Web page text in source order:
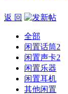
返 回
全部
闲置话筒2
闲置声卡2
闲置乐器
闲置耳机
其他闲置